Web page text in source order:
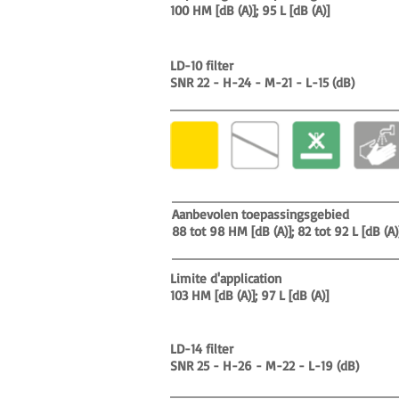
100 HM [dB (A)]; 95 L [dB (A)]
LD-10 filter
SNR 22 - H-24 - M-21 - L-15 (dB)
Aanbevolen toepassingsgebied
88 tot 98 HM [dB (A)]; 82 tot 92 L [dB
Limite d'application
103 HM [dB (A)]; 97 L [dB (A)]
LD-14 filter
SNR 25 - H-26 - M-22 - L-19 (dB)